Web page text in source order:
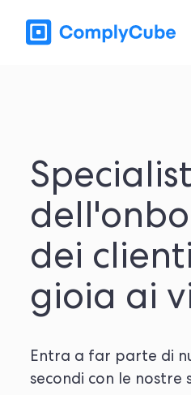
dei
gioia ai
Entra a far parte di
secondi con le nostre